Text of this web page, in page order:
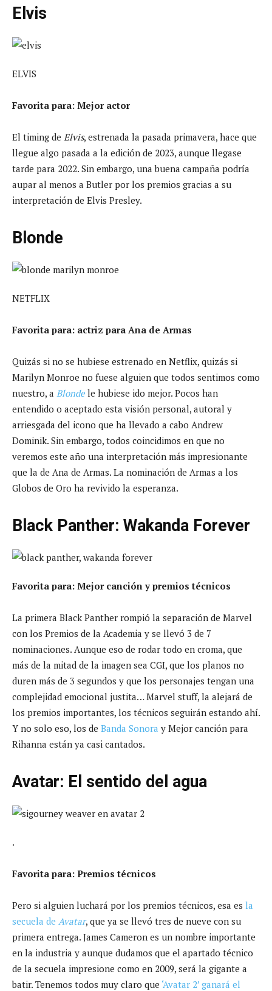
Elvis
ELVIS
Favorita para: Mejor actor
El timing de Elvis, estrenada la pasada primavera, hace que
llegue algo pasada a la edición de 2023, aunque llegase
tarde para 2022. Sin embargo, una buena campaña podría
aupar al menos a Butler por los premios gracias a su
interpretación de Elvis Presley.
Blonde
NETFLIX
Favorita para: actriz para Ana de Armas
Quizás si no se hubiese estrenado en Netflix, quizás si
Marilyn Monroe no fuese alguien que todos sentimos como
nuestro, a Blonde le hubiese ido mejor. Pocos han
entendido o aceptado esta visión personal, autoral y
arriesgada del icono que ha llevado a cabo Andrew
Dominik. Sin embargo, todos coincidimos en que no
veremos este año una interpretación más impresionante
que la de Ana de Armas. La nominación de Armas a los
Globos de Oro ha revivido la esperanza.
Black Panther: Wakanda Forever
Favorita para: Mejor canción y premios técnicos
La primera Black Panther rompió la separación de Marvel
con los Premios de la Academia y se llevó 3 de 7
nominaciones. Aunque eso de rodar todo en croma, que
más de la mitad de la imagen sea CGI, que los planos no
duren más de 3 segundos y que los personajes tengan una
complejidad emocional justita… Marvel stuff, la alejará de
los premios importantes, los técnicos seguirán estando ahí.
Y no solo eso, los de Banda Sonora y Mejor canción para
Rihanna están ya casi cantados.
Avatar: El sentido del agua
.
Favorita para: Premios técnicos
Pero si alguien luchará por los premios técnicos, esa es la
secuela de Avatar, que ya se llevó tres de nueve con su
primera entrega. James Cameron es un nombre importante
en la industria y aunque dudamos que el apartado técnico
de la secuela impresione como en 2009, será la gigante a
batir. Tenemos todos muy claro que ‘Avatar 2’ ganará el